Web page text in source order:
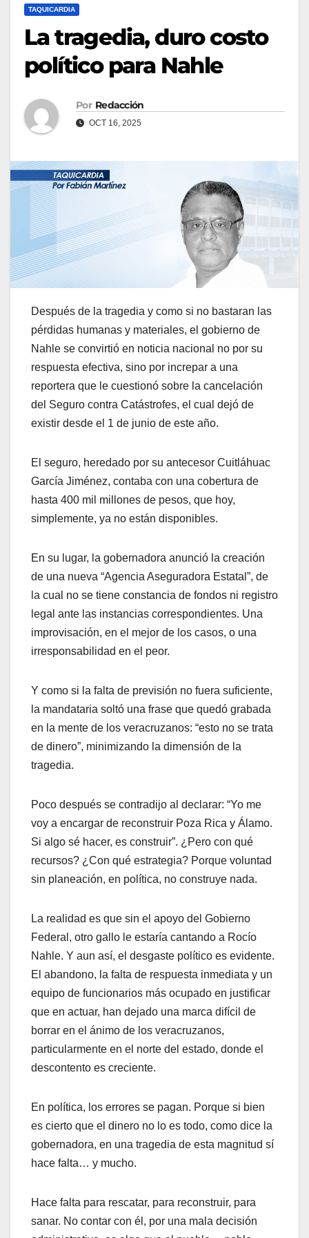
TAQUICARDIA
La tragedia, duro costo
político para Nahle
Por Redacción
OCT 16, 2025
Después de la tragedia y como si no bastaran las
pérdidas humanas y materiales, el gobierno de
Nahle se convirtió en noticia nacional no por su
respuesta efectiva, sino por increpar a una
reportera que le cuestionó sobre la cancelación
del Seguro contra Catástrofes, el cual dejó de
existir desde el 1 de junio de este año.
El seguro, heredado por su antecesor Cuitláhuac
García Jiménez, contaba con una cobertura de
hasta 400 mil millones de pesos, que hoy,
simplemente, ya no están disponibles.
En su lugar, la gobernadora anunció la creación
de una nueva “Agencia Aseguradora Estatal”, de
la cual no se tiene constancia de fondos ni registro
legal ante las instancias correspondientes. Una
improvisación, en el mejor de los casos, o una
irresponsabilidad en el peor.
Y como si la falta de previsión no fuera suficiente,
la mandataria soltó una frase que quedó grabada
en la mente de los veracruzanos: “esto no se trata
de dinero”, minimizando la dimensión de la
tragedia.
Poco después se contradijo al declarar: “Yo me
voy a encargar de reconstruir Poza Rica y Álamo.
Si algo sé hacer, es construir”. ¿Pero con qué
recursos? ¿Con qué estrategia? Porque voluntad
sin planeación, en política, no construye nada.
La realidad es que sin el apoyo del Gobierno
Federal, otro gallo le estaría cantando a Rocío
Nahle. Y aun así, el desgaste político es evidente.
El abandono, la falta de respuesta inmediata y un
equipo de funcionarios más ocupado en justificar
que en actuar, han dejado una marca difícil de
borrar en el ánimo de los veracruzanos,
particularmente en el norte del estado, donde el
descontento es creciente.
En política, los errores se pagan. Porque si bien
es cierto que el dinero no lo es todo, como dice la
gobernadora, en una tragedia de esta magnitud sí
hace falta… y mucho.
Hace falta para rescatar, para reconstruir, para
sanar. No contar con él, por una mala decisión